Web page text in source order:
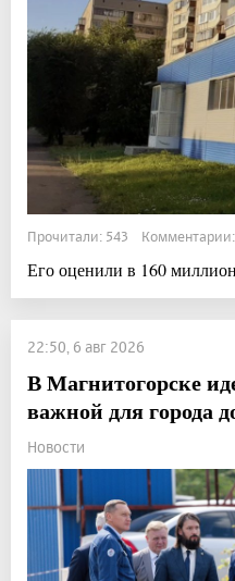
Прочитали: 543
Его оценили в 160
22:50, 6 авг 2026
В Магнитогорске
важной для города
Новости